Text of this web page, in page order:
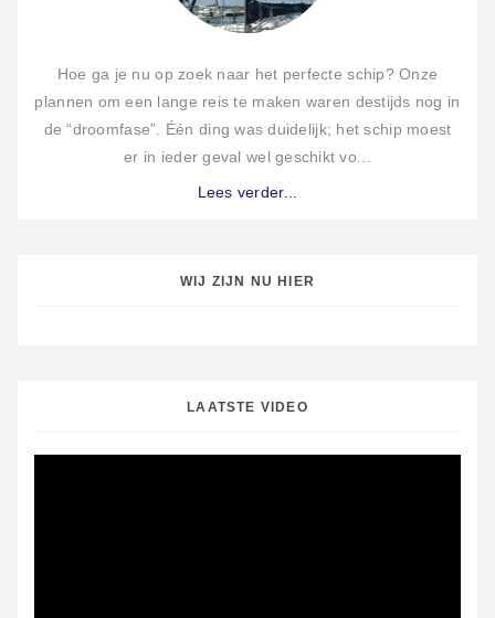
Hoe ga je nu op zoek naar het perfecte schip? Onze
plannen om een lange reis te maken waren destijds nog in
de “droomfase”. Één ding was duidelijk; het schip moest
er in ieder geval wel geschikt vo...
Lees verder...
WIJ ZIJN NU HIER
LAATSTE VIDEO